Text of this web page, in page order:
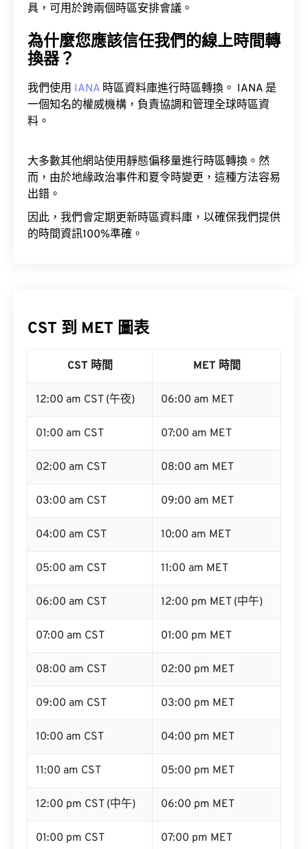
具，可用於跨兩個時區安排會議。
為什麼您應該信任我們的線上時間轉
換器？
我們使用 IANA 時區資料庫進行時區轉換。 IANA 是
一個知名的權威機構，負責協調和管理全球時區資
料。
大多數其他網站使用靜態偏移量進行時區轉換。然
而，由於地緣政治事件和夏令時變更，這種方法容易
出錯。
因此，我們會定期更新時區資料庫，以確保我們提供
的時間資訊100%準確。
CST 到 MET 圖表
CST 時間 MET 時間
12:00 am CST (午夜) 06:00 am MET
01:00 am CST 07:00 am MET
02:00 am CST 08:00 am MET
03:00 am CST 09:00 am MET
04:00 am CST 10:00 am MET
05:00 am CST 11:00 am MET
06:00 am CST 12:00 pm MET (中午)
07:00 am CST 01:00 pm MET
08:00 am CST 02:00 pm MET
09:00 am CST 03:00 pm MET
10:00 am CST 04:00 pm MET
11:00 am CST 05:00 pm MET
12:00 pm CST (中午) 06:00 pm MET
01:00 pm CST 07:00 pm MET